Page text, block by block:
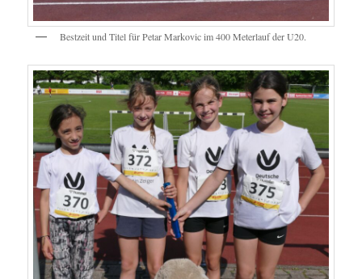
Bestzeit und Titel für Petar Markovic im 400 Meterlauf der U20.